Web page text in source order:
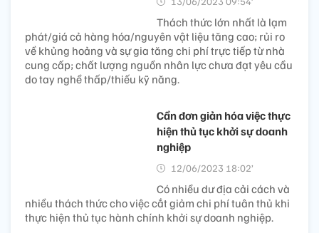
Thách thức lớn nhất là lạm
phát/giá cả hàng hóa/nguyên vật liệu tăng cao; rủi ro
về khủng hoảng và sự gia tăng chi phí trực tiếp từ nhà
cung cấp; chất lượng nguồn nhân lực chưa đạt yêu cầu
do tay nghề thấp/thiếu kỹ năng.
Cần đơn giản hóa việc thực
hiện thủ tục khởi sự doanh
nghiệp
12/06/2023 18:02’
Có nhiều dư địa cải cách và
nhiều thách thức cho việc cắt giảm chi phí tuân thủ khi
thực hiện thủ tục hành chính khởi sự doanh nghiệp.